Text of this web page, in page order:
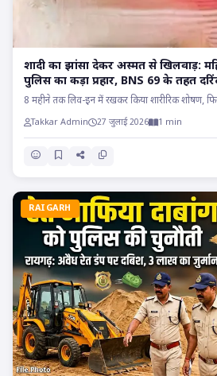
शादी का झांसा देकर अस्मत से खिलवाड़:
पुलिस का कड़ा प्रहार, BNS 69 के तहत
8 महीने तक लिव-इन में रखकर किया शारीरिक शोषण,
Takkar Admin 27 जुलाई 2026 1 min
RAIGARH